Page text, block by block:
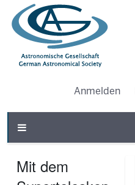
Anmelden
Mit dem